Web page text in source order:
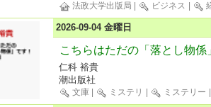
法政大学出版局 ビジネス
2026-09-04 金曜日
こちらはただの「落とし物
仁科 裕貴
潮出版社
文庫 ミステリ ミステリー